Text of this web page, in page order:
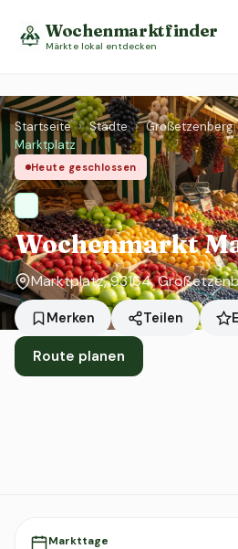
Wochenmarktfinder
Märkte lokal entdecken
Startseite › Städte › Großetzenberg
Marktplatz
Heute geschlossen
Wochenmarkt
Marktplatz, 93164,
Merken Teilen
Route planen
Markttage